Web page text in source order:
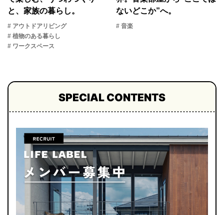
と、家族の暮らし。
# アウトドアリビング
# 植物のある暮らし
# ワークスペース
ないどこか”へ。
# 音楽
SPECIAL CONTENTS